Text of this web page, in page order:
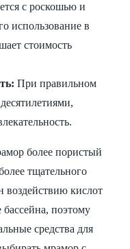
с роскошью и
использование в
стоимость
При правильном
более пористый
тщательного
воздействию кислот
поэтому
средства для